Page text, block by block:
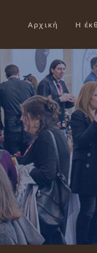
Αρχική Η